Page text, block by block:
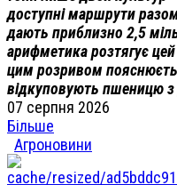
доступні маршрути
дають приблизно 2,5
арифметика розтягує
цим розривом
відкуповують пшеницю
07 серпня 2026
Більше
Агроновини